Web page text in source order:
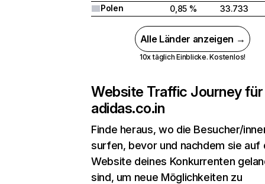
Polen
0,85 % 33.733
Alle Länder anzeigen →
10x täglich Einblicke. Kostenlos!
Website Traffic Journey für
adidas.co.in
Finde heraus, wo die Besucher/
surfen, bevor und nachdem sie auf
Website deines Konkurrenten
sind, um neue Möglichkeiten zu